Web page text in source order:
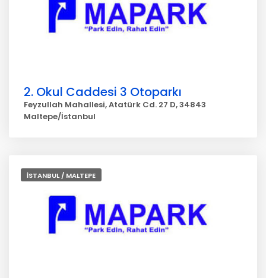
2. Okul Caddesi 3 Otoparkı
Feyzullah Mahallesi, Atatürk Cd. 27 D, 34843
Maltepe/İstanbul
İSTANBUL / MALTEPE